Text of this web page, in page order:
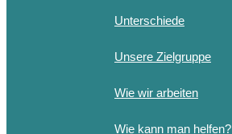
Unterschiede
Unsere Zielgruppe
Wie wir arbeiten
Wie kann man helfen?